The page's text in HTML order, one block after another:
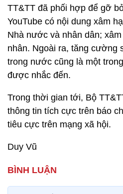
TT&TT đã phối hợp để gỡ
YouTube có nội dung xâm
Nhà nước và nhân dân;
nhân. Ngoài ra, tăng cường
trong nước cũng là một
được nhắc đến.
Trong thời gian tới, Bộ
thông tin tích cực trên báo
tiêu cực trên mạng xã hội.
Duy Vũ